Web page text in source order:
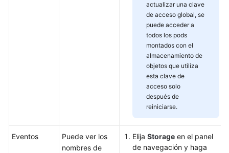
actualizar una clave
de acceso global, se
puede acceder a
todos los pods
montados con el
almacenamiento de
objetos que utiliza
esta clave de
acceso solo
después de
reiniciarse.
Eventos
Puede ver los
nombres de
Elija Storage en el panel
de navegación y haga